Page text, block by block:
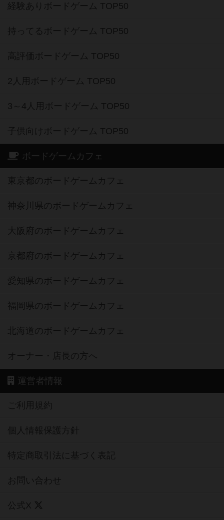
経験ありボードゲーム TOP50
持ってるボードゲーム TOP50
高評価ボードゲーム TOP50
2人用ボードゲーム TOP50
3～4人用ボードゲーム TOP50
子供向けボードゲーム TOP50
ボードゲームカフェ
東京都のボードゲームカフェ
神奈川県のボードゲームカフェ
大阪府のボードゲームカフェ
京都府のボードゲームカフェ
愛知県のボードゲームカフェ
福岡県のボードゲームカフェ
北海道のボードゲームカフェ
オーナー・店長の方へ
運営者情報
ご利用規約
個人情報保護方針
特定商取引法に基づく表記
お問い合わせ
公式X